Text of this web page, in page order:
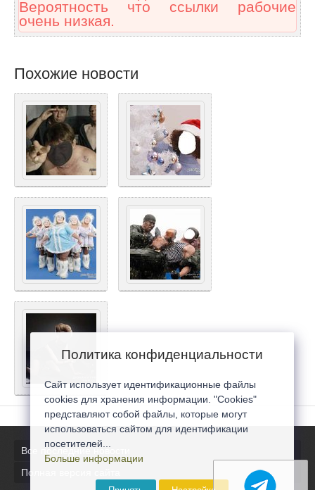
Вероятность что ссылки рабочие
очень низкая.
Похожие новости
Все последние новости
Полная версия сайта
Политика конфиденциальности
Сайт использует идентификационные файлы
cookies для хранения информации. "Cookies"
представляют собой файлы, которые могут
использоваться сайтом для идентификации
посетителей...
Больше информации